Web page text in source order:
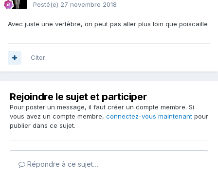
Posté(e) 27 novembre 2018
Avec juste une vertèbre, on peut pas aller plus loin que poiscaille
Citer
Rejoindre le sujet et participer
Pour poster un message, il faut créer un compte membre. Si
vous avez un compte membre, connectez-vous maintenant pour
publier dans ce sujet.
Répondre à ce sujet…